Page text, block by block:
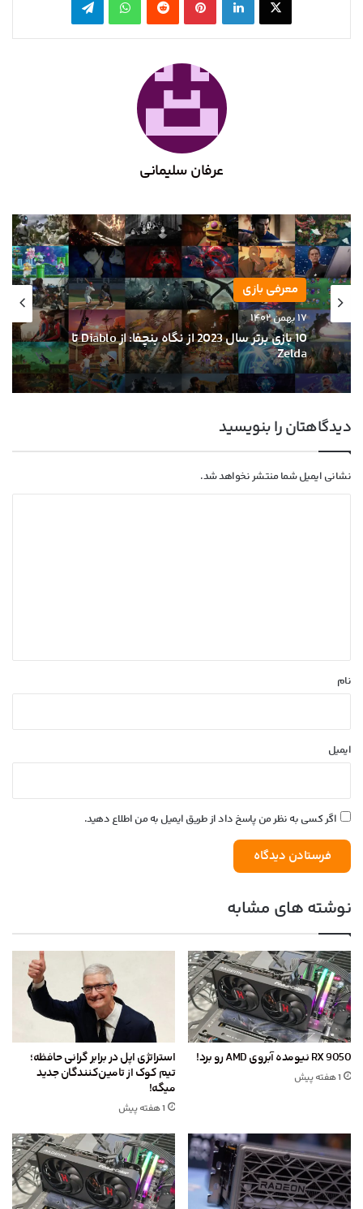
عرفان سلیمانی
معرفی بازی
۱۷ بهمن ۱۴۰۲
10 بازی برتر سال 2023 از نگاه بنچفا: از Diablo تا
Zelda
دیدگاهتان را بنویسید
نشانی ایمیل شما منتشر نخواهد شد.
نام
ایمیل
اگر کسی به نظر من پاسخ داد از طریق ایمیل به من اطلاع دهید.
نوشته های مشابه
RX 9050 نیومده آبروی AMD رو برد!
1 هفته پیش
استراتژی اپل در برابر گرانی حافظه؛
تیم کوک از تامین‌کنندگان جدید
میگه!
1 هفته پیش